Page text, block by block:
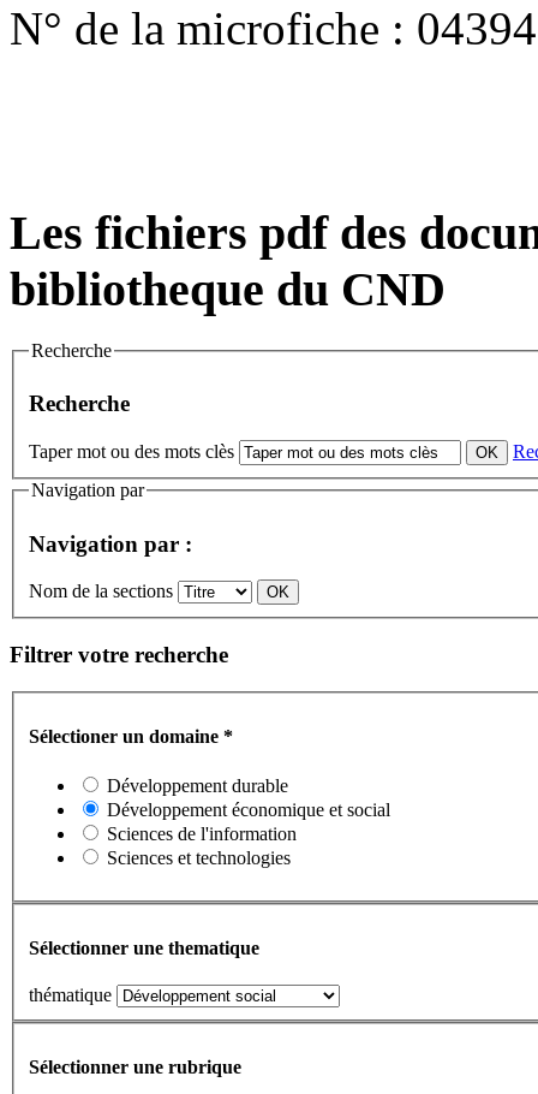
N° de la microfiche :
Les fichiers pdf des
bibliotheque du CND
Recherche
Recherche
Taper mot ou des mots clès
Navigation par
Navigation par :
Nom de la sections
Filtrer votre recherche
Sélectioner un domaine *
Développement durable
Développement économique et social
Sciences de l'information
Sciences et technologies
Sélectionner une thematique
thématique
Sélectionner une rubrique